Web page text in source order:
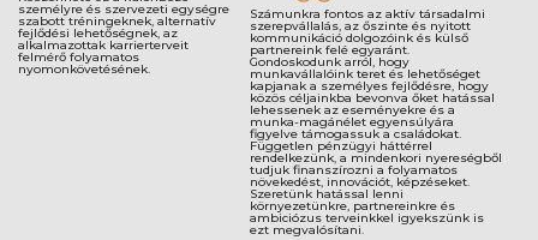
személyre és szervezeti egységre
szabott tréningeknek, alternatív
fejlődési lehetőségnek, az
alkalmazottak karrierterveit
felmérő folyamatos
nyomonkövetésének.
Számunkra fontos az aktív társadalmi
szerepvállalás, az őszinte és nyitott
kommunikáció dolgozóink és külső
partnereink felé egyaránt.
Gondoskodunk arról, hogy
munkavállalóink teret és lehetőséget
kapjanak a személyes fejlődésre, hogy
közös céljainkba bevonva őket hatással
lehessenek az eseményekre és a
munka-magánélet egyensúlyára
figyelve támogassuk a családokat.
Független pénzügyi háttérrel
rendelkezünk, a mindenkori nyereségből
tudjuk finanszírozni a folyamatos
növekedést, innovációt, képzéseket.
Szeretünk hatással lenni
környezetünkre, partnereinkre és
ambiciózus terveinkkel igyekszünk is
ezt megvalósítani.